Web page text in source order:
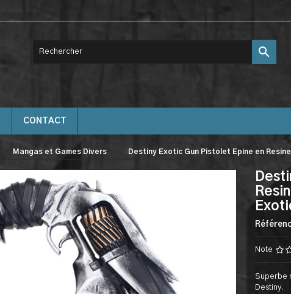

CONTACT
Mangas et Games Divers Destiny Exotic Gun Pistolet Epine en
Note
Superbe
Destiny.